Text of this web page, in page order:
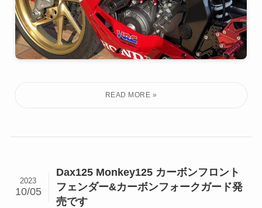
Dax125 Monkey125 カーボンフロント
フェンダー&カーボンフォークガード発
売です
2023
10/05